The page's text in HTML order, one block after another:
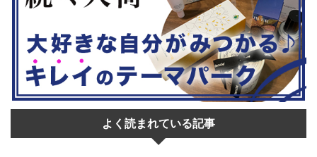
よく読まれている記事